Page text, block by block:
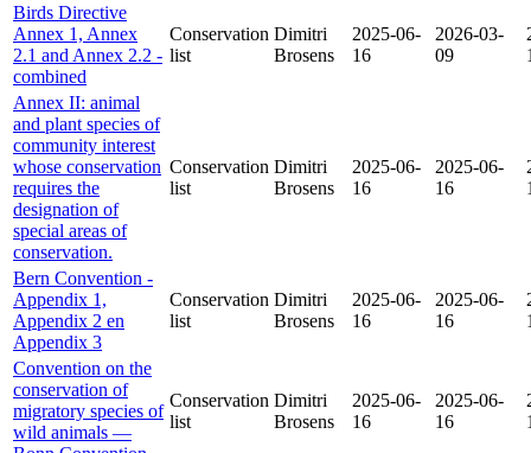
Birds Directive
Annex 1, Annex
2.1 and Annex 2.2 -
combined
Conservation
list
Dimitri
Brosens
2025-06-
16
2026-03-
09
Annex II: animal
and plant species of
community interest
whose conservation
requires the
designation of
special areas of
conservation.
Conservation
list
Dimitri
Brosens
2025-06-
16
2025-06-
16
Bern Convention -
Appendix 1,
Appendix 2 en
Appendix 3
Conservation
list
Dimitri
Brosens
2025-06-
16
2025-06-
16
Convention on the
conservation of
migratory species of
wild animals —
Conservation
list
Dimitri
Brosens
2025-06-
16
2025-06-
16